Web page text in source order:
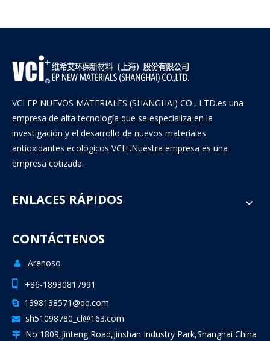
VCI EP NUEVOS MATERIALES (SHANGHAI) CO., LTD.es una
empresa de alta tecnología que se especializa en la
investigación y el desarrollo de nuevos materiales
antioxidantes ecológicos VCI+.Nuestra empresa es una
empresa cotizada.
ENLACES RÁPIDOS
CONTÁCTENOS
 Arenoso
+86-18930817991
 1398138571@qq.com
 sh51098780_cl@163.com
 No 1809,Jinteng Road,Jinshan Industry Park,Shanghai China